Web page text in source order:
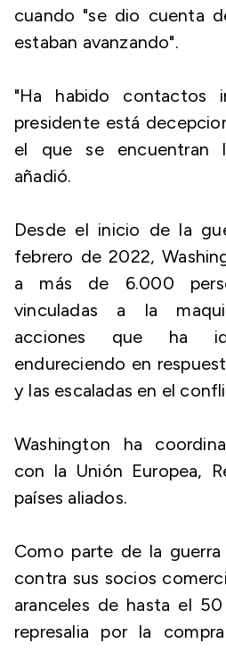
cuando "se dio cuenta
estaban avanzando".
"Ha habido contactos
presidente está
el que se encuentran
añadió.
Desde el inicio de la
febrero de 2022,
a más de 6.000
vinculadas a la
acciones que ha
endureciendo en
y las escaladas en el
Washington ha
con la Unión Europea,
países aliados.
Como parte de la
contra sus socios
aranceles de hasta el
represalia por la